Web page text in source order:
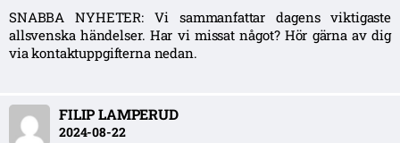
SNABBA NYHETER: Vi sammanfattar dagens viktigaste
allsvenska händelser. Har vi missat något? Hör gärna av dig
via kontaktuppgifterna nedan.
FILIP LAMPERUD
2024-08-22